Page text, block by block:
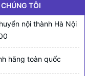
TÔI
nội thành Hà Nội
hãng toàn quốc